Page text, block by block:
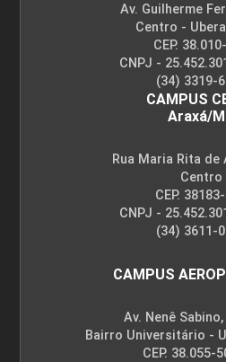
GESTÃO
45
Av. Guilherme
Centro -
CEP.
CNPJ -
(34) 3319-
CAMPUS
Araxá/
Rua Maria Rita de
Centro
CEP.
CNPJ -
(34) 3611-
CAMPUS
Av. Nenê Sabino,
Bairro Universitário -
CEP. 38.055-